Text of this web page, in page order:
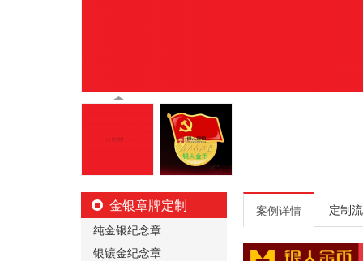
金银章牌定制
纯金银纪念章
银镶金纪念章
案例详情 定制